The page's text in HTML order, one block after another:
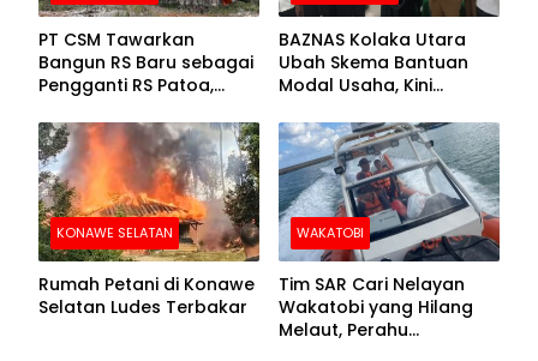
PT CSM Tawarkan
Bangun RS Baru sebagai
Pengganti RS Patoa,
Kolut
BAZNAS Kolaka Utara
Ubah Skema Bantuan
Modal Usaha, Kini
Barang Senilai Rp419,5
Juta
KONAWE SELATAN
Rumah Petani di Konawe
Selatan Ludes Terbakar
WAKATOBI
Tim SAR Cari Nelayan
Wakatobi yang Hilang
Melaut, Perahu